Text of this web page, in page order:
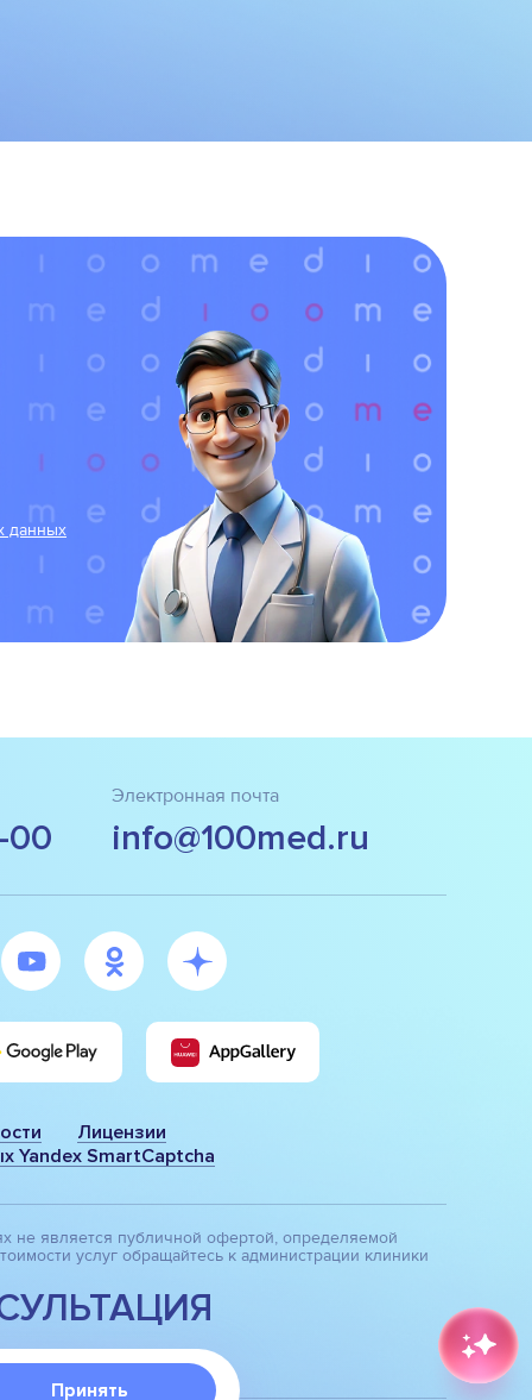
данных
00
Электронная почта
info@100med.ru
Лицензии
Yandex SmartCaptcha
не является публичной офертой, определяемой
услуг обращайтесь к администрации клиники
Принять